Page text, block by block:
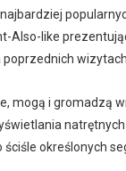
najbardziej
Also-like
mogą i gromadzą
ściśle określonych